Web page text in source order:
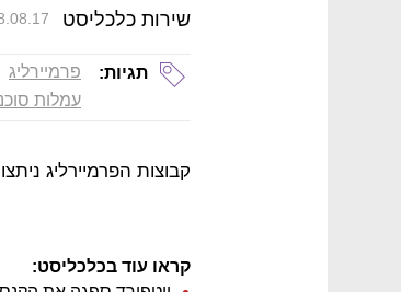
שירות כלכליסט
תגיות: פרמיירליג
עמלות
קבוצות הפרמיירליג
קראו עוד בכלכליסט: